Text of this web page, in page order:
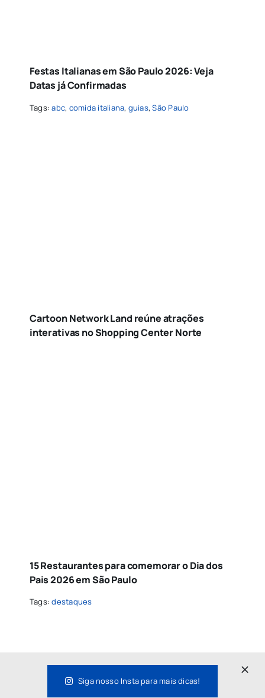
Festas Italianas em São Paulo 2026: Veja
Datas já Confirmadas
Tags:abc, comida italiana, guias,São Paulo
Cartoon Network Land reúne atrações
interativas no Shopping Center Norte
15 Restaurantes para comemorar o Dia dos
Pais 2026 em São Paulo
Tags:destaques
Siga nosso Insta para mais dicas!